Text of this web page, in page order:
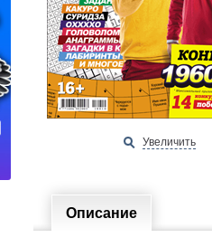
Увеличить
Описание